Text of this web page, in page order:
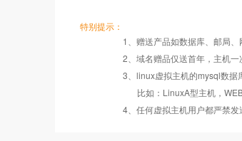
Windows2008/
Linux
错误页面定义
数据定期备份
数据自助恢复
特别提示：
1、赠送产品如数据库、邮局、
2、域名赠品仅送首年，主机一
3、linux虚拟主机的mysql数据
比如：LinuxA型主机，
4、任何虚拟主机用户都严禁发